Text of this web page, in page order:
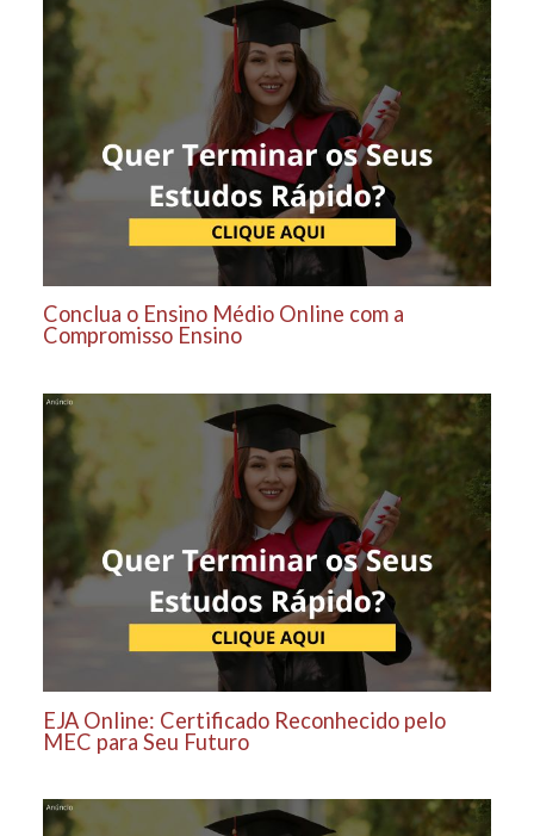
Conclua o Ensino Médio Online com a
Compromisso Ensino
EJA Online: Certificado Reconhecido pelo
MEC para Seu Futuro